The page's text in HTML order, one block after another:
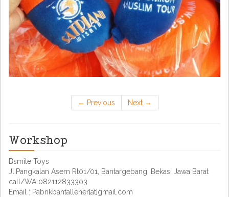
← Previous Next →
Workshop
Bsmile Toys
Jl.Pangkalan Asem Rt01/01, Bantargebang, Bekasi Jawa Barat
call/WA 082112833303
Email : Pabrikbantalleher[at]gmail.com